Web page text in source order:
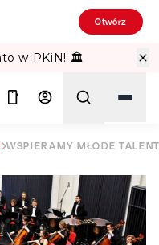
Otwórz
w PKiN! 🏛️
WSPIERAMY MŁODE